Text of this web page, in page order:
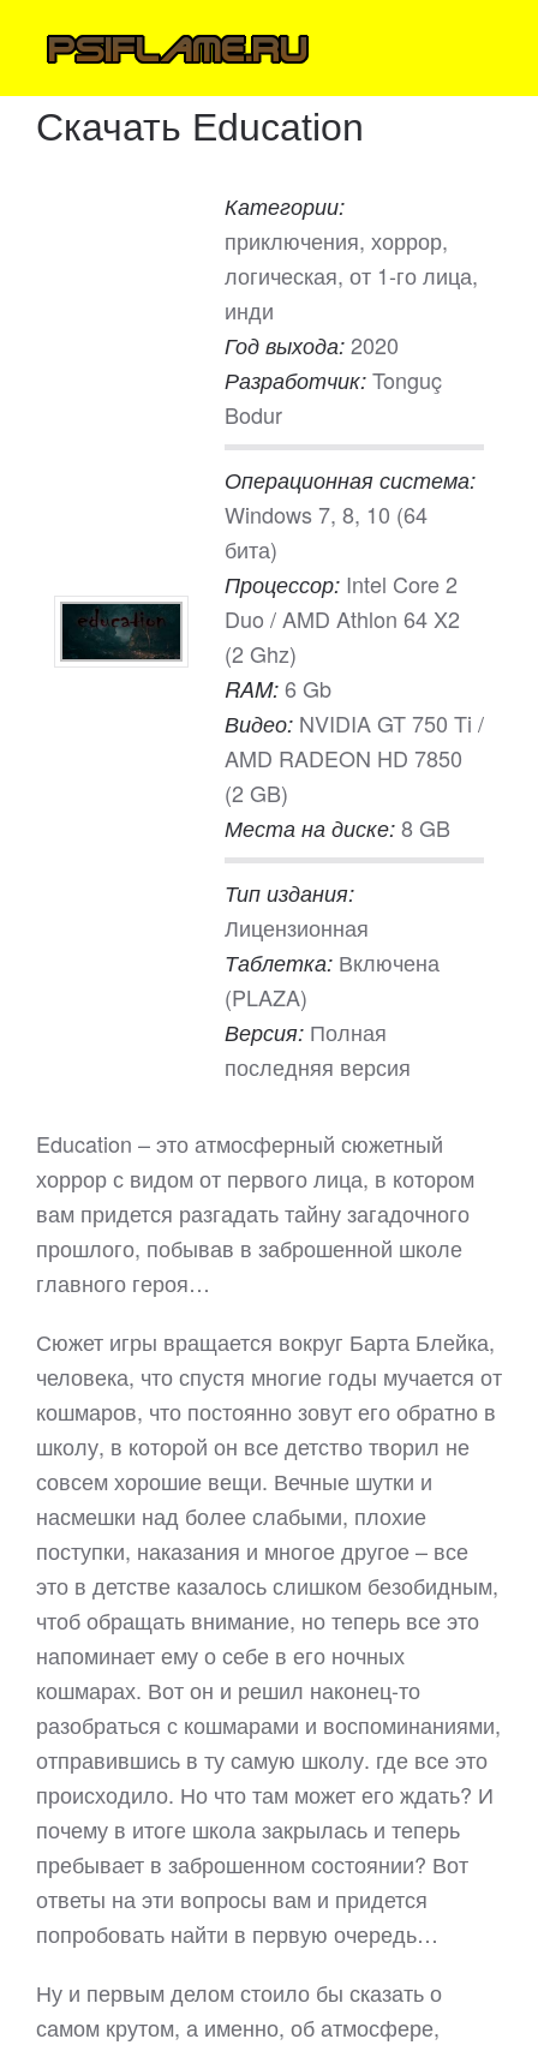
Скачать Education
Категории:
приключения, хоррор,
логическая, от 1-го лица,
инди
Год выхода: 2020
Разработчик: Tonguç
Bodur
Операционная система:
Windows 7, 8, 10 (64
бита)
Процессор: Intel Core 2
Duo / AMD Athlon 64 X2
(2 Ghz)
RAM: 6 Gb
Видео: NVIDIA GT 750 Ti /
AMD RADEON HD 7850
(2 GB)
Места на диске: 8 GB
Тип издания:
Лицензионная
Таблетка: Включена
(PLAZA)
Версия: Полная
последняя версия
Education – это атмосферный сюжетный
хоррор с видом от первого лица, в котором
вам придется разгадать тайну загадочного
прошлого, побывав в заброшенной школе
главного героя…
Сюжет игры вращается вокруг Барта Блейка,
человека, что спустя многие годы мучается от
кошмаров, что постоянно зовут его обратно в
школу, в которой он все детство творил не
совсем хорошие вещи. Вечные шутки и
насмешки над более слабыми, плохие
поступки, наказания и многое другое – все
это в детстве казалось слишком безобидным,
чтоб обращать внимание, но теперь все это
напоминает ему о себе в его ночных
кошмарах. Вот он и решил наконец-то
разобраться с кошмарами и воспоминаниями,
отправившись в ту самую школу. где все это
происходило. Но что там может его ждать? И
почему в итоге школа закрылась и теперь
пребывает в заброшенном состоянии? Вот
ответы на эти вопросы вам и придется
попробовать найти в первую очередь…
Ну и первым делом стоило бы сказать о
самом крутом, а именно, об атмосфере,